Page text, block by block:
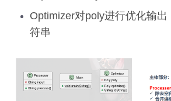
Optimizer对poly进行优化输
符串